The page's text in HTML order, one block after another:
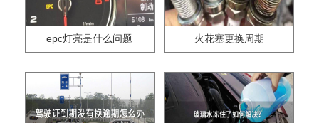
epc灯亮是什么问题 火花塞更换周期